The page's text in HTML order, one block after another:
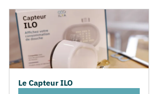
Le Capteur ILO